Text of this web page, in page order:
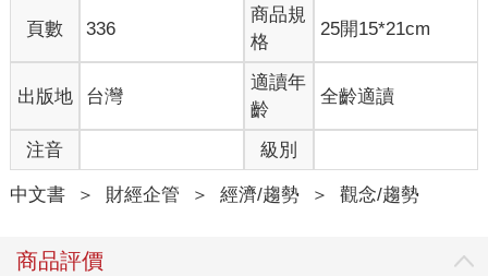
頁數 336
商品規
格
25開15*21cm
出版地 台灣
適讀年
齡
全齡適讀
注音 級別
中文書 ＞ 財經企管 ＞ 經濟/趨勢 ＞ 觀念/趨勢
商品評價